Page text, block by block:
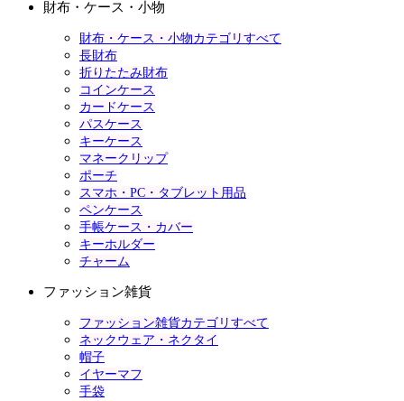
財布・ケース・小物
財布・ケース・小物カテゴリすべて
長財布
折りたたみ財布
コインケース
カードケース
パスケース
キーケース
マネークリップ
ポーチ
スマホ・PC・タブレット用品
ペンケース
手帳ケース・カバー
キーホルダー
チャーム
ファッション雑貨
ファッション雑貨カテゴリすべて
ネックウェア・ネクタイ
帽子
イヤーマフ
手袋